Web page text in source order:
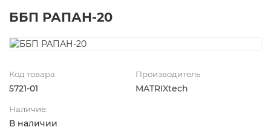
ББП РАПАН-20
Код товара
5721-01
Производитель
MATRIXtech
Наличие:
В наличии